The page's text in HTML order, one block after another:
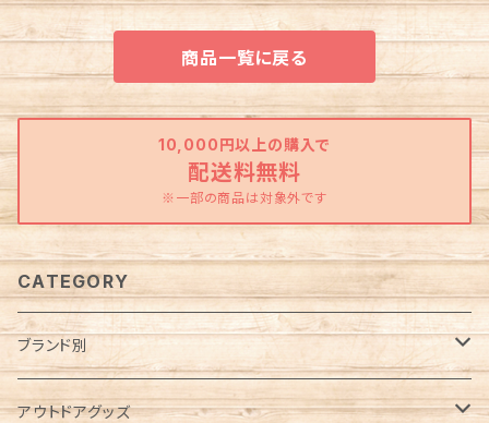
商品一覧に戻る
10,000円以上の購入で
配送料無料
※一部の商品は対象外です
CATEGORY
ブランド別
Abu Garcia（アブガルシア）
アウトドアグッズ